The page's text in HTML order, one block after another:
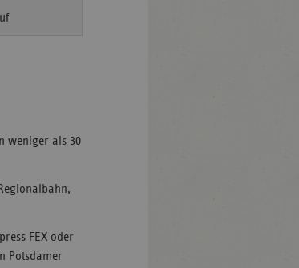
weniger als 30
FEX oder
Potsdamer